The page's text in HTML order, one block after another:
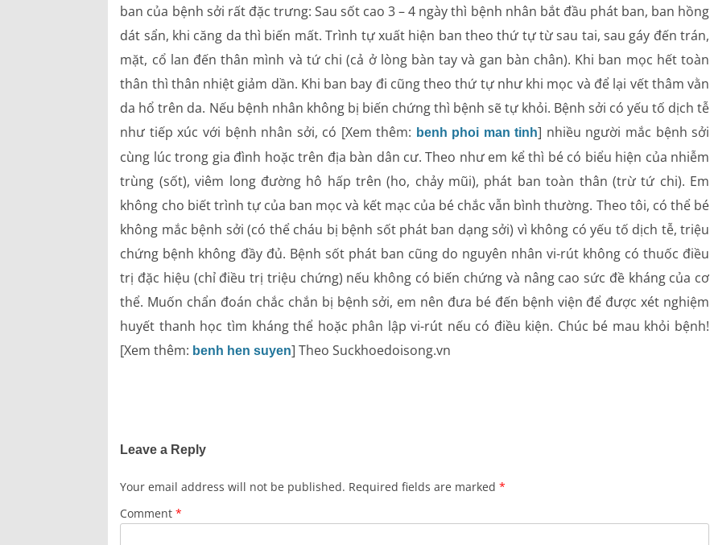
ban của bệnh sởi rất đặc trưng: Sau sốt cao 3 – 4 ngày thì bệnh nhân bắt đầu phát ban, ban hồng
dát sẩn, khi căng da thì biến mất. Trình tự xuất hiện ban theo thứ tự từ sau tai, sau gáy đến trán,
mặt, cổ lan đến thân mình và tứ chi (cả ở lòng bàn tay và gan bàn chân). Khi ban mọc hết toàn
thân thì thân nhiệt giảm dần. Khi ban bay đi cũng theo thứ tự như khi mọc và để lại vết thâm vằn
da hổ trên da. Nếu bệnh nhân không bị biến chứng thì bệnh sẽ tự khỏi. Bệnh sởi có yếu tố dịch tễ
như tiếp xúc với bệnh nhân sởi, có [Xem thêm: benh phoi man tinh] nhiều người mắc bệnh sởi
cùng lúc trong gia đình hoặc trên địa bàn dân cư. Theo như em kể thì bé có biểu hiện của nhiễm
trùng (sốt), viêm long đường hô hấp trên (ho, chảy mũi), phát ban toàn thân (trừ tứ chi). Em
không cho biết trình tự của ban mọc và kết mạc của bé chắc vẫn bình thường. Theo tôi, có thể bé
không mắc bệnh sởi (có thể cháu bị bệnh sốt phát ban dạng sởi) vì không có yếu tố dịch tễ, triệu
chứng bệnh không đầy đủ. Bệnh sốt phát ban cũng do nguyên nhân vi-rút không có thuốc điều
trị đặc hiệu (chỉ điều trị triệu chứng) nếu không có biến chứng và nâng cao sức đề kháng của cơ
thể. Muốn chẩn đoán chắc chắn bị bệnh sởi, em nên đưa bé đến bệnh viện để được xét nghiệm
huyết thanh học tìm kháng thể hoặc phân lập vi-rút nếu có điều kiện. Chúc bé mau khỏi bệnh!
[Xem thêm: benh hen suyen] Theo Suckhoedoisong.vn
Leave a Reply
Your email address will not be published. Required fields are marked*
Comment*